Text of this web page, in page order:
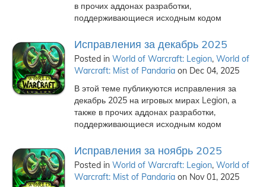
в прочих аддонах разработки,
поддерживающиеся исходным кодом
Исправления за декабрь 2025
Posted in World of Warcraft: Legion, World of
Warcraft: Mist of Pandaria on Dec 04, 2025
В этой теме публикуются исправления за
декабрь 2025 на игровых мирах Legion, а
также в прочих аддонах разработки,
поддерживающиеся исходным кодом
Исправления за ноябрь 2025
Posted in World of Warcraft: Legion, World of
Warcraft: Mist of Pandaria on Nov 01, 2025